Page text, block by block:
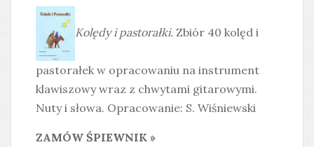
Kolędy i pastorałki. Zbiór 40 kolęd i
pastorałek w opracowaniu na instrument
klawiszowy wraz z chwytami gitarowymi.
Nuty i słowa. Opracowanie: S. Wiśniewski
ZAMÓW ŚPIEWNIK »